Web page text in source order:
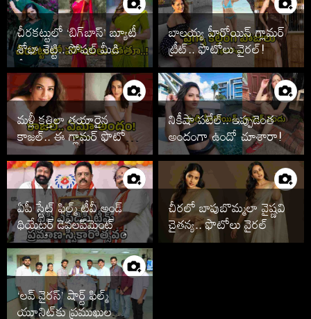
చీరకట్టులో ‘బిగ్‌బాస్’ బ్యూటీ
శోభా శెట్టి.. సోషల్ మీడియా
షేక్!
బాలయ్య హీరోయిన్ గ్లామర్
ట్రీట్.. ఫొటోలు వైరల్!
మళ్లీ కత్తిలా తయారైన
కాజల్.. ఈ గ్లామర్ ఫొటోలు
చూశారా!
నికీషా పటేల్.. ఇప్పుడెంత
అందంగా ఉందో చూశారా!
ఏపీ స్టేట్ ఫిల్మ్ టీవీ అండ్
థియేటర్ డెవలప్‌మెంట్
కార్పొరేషన్ నూతన కమిటీ
ప్రమాణ స్వీకారోత్సవం
చీరలో బాపుబొమ్మలా వైష్ణవి
చైతన్య.. ఫొటోలు వైరల్
‘లవ్ వైరస్’ షార్ట్ ఫిల్మ్
యూనిట్‌కు ప్రముఖుల